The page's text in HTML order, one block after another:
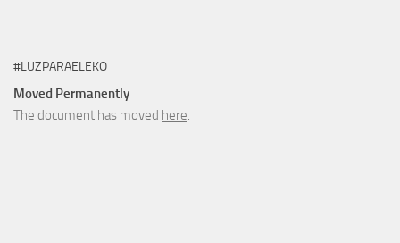
#LUZPARAELEKO
Moved Permanently
The document has moved here.